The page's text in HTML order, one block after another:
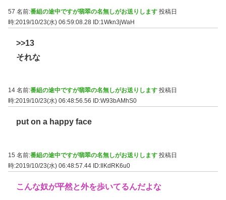
57 名前:番組の途中ですが翡翠の名無しがお送りします 投稿日
時:2019/10/23(水) 06:59:08.28 ID:1Wkn3jWaH
>>13
それな
14 名前:番組の途中ですが翡翠の名無しがお送りします 投稿日
時:2019/10/23(水) 06:48:56.56
ID:W93bAMhS0
put on a happy face
15 名前:番組の途中ですが翡翠の名無しがお送りします 投稿日
時:2019/10/23(水) 06:48:57.44 ID:IlKdRK6u0
こんな奴が平然と外を歩いてるんだよな